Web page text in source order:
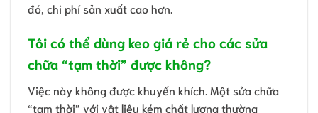
đó, chi phí sản xuất cao hơn.
Tôi có thể dùng keo giá rẻ cho các sửa
chữa “tạm thời” được không?
Việc này không được khuyến khích. Một sửa chữa
“tạm thời” với vật liệu kém chất lượng thường